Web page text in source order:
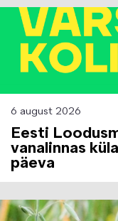
Image
6 august 2026
Eesti
vanalinnas
päeva
Image